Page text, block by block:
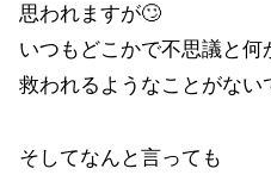
思われますが🙄
いつもどこかで不思議と何
救われるようなことがな
そしてなんと言っても